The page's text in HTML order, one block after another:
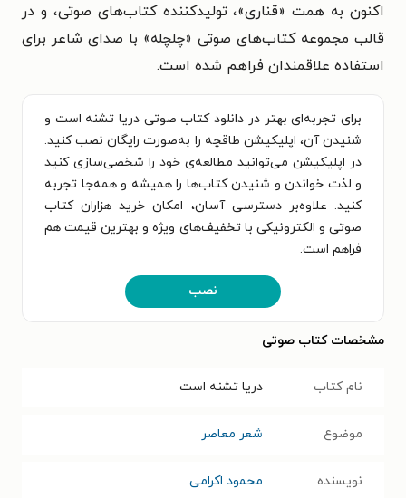
اکنون به همت «قناری»، تولیدکننده کتاب‌های صوتی، و در
قالب مجموعه کتاب‌های صوتی «چلچله» با صدای شاعر برای
استفاده علاقمندان فراهم شده است.
برای تجربه‌ای بهتر در دانلود کتاب صوتی دریا تشنه است و
شنیدن آن، اپلیکیشن طاقچه را به‌صورت رایگان نصب کنید.
در اپلیکیشن می‌توانید مطالعه‌ی خود را شخصی‌سازی کنید
و لذت خواندن و شنیدن کتاب‌ها را همیشه و همه‌جا تجربه
کنید. علاوه‌بر دسترسی آسان، امکان خرید هزاران کتاب
صوتی و الکترونیکی با تخفیف‌های ویژه و بهترین قیمت هم
فراهم است.
نصب
مشخصات کتاب صوتی
نام کتاب دریا تشنه است
موضوع شعر معاصر
نویسنده محمود اکرامی